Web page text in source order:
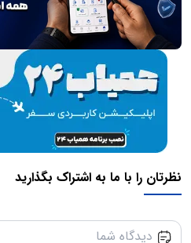
نظرتان را با ما به اشتراک بگذارید